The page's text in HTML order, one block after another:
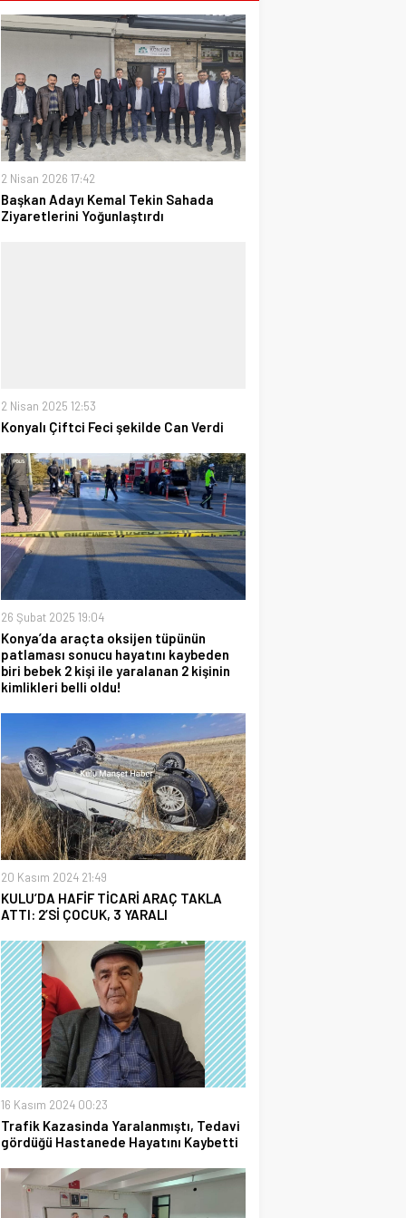
2 Nisan 2026 17:42
Başkan Adayı Kemal Tekin Sahada
Ziyaretlerini Yoğunlaştırdı
2 Nisan 2025 12:53
Konyalı Çiftci Feci şekilde Can Verdi
26 Şubat 2025 19:04
Konya’da araçta oksijen tüpünün
patlaması sonucu hayatını kaybeden
biri bebek 2 kişi ile yaralanan 2 kişinin
kimlikleri belli oldu!
20 Kasım 2024 21:49
KULU’DA HAFİF TİCARİ ARAÇ TAKLA
ATTI: 2’Sİ ÇOCUK, 3 YARALI
16 Kasım 2024 00:23
Trafik Kazasinda Yaralanmıştı, Tedavi
gördüğü Hastanede Hayatını Kaybetti